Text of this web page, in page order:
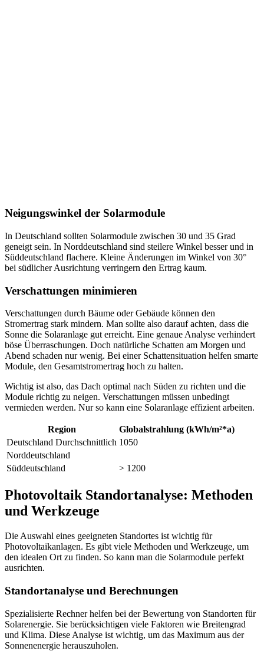
Neigungswinkel der Solarmodule
In Deutschland sollten Solarmodule zwischen 30 und 35 Grad
geneigt sein. In Norddeutschland sind steilere Winkel besser und in
Süddeutschland flachere. Kleine Änderungen im Winkel von 30°
bei südlicher Ausrichtung verringern den Ertrag kaum.
Verschattungen minimieren
Verschattungen durch Bäume oder Gebäude können den
Stromertrag stark mindern. Man sollte also darauf achten, dass die
Sonne die Solaranlage gut erreicht. Eine genaue Analyse verhindert
böse Überraschungen. Doch natürliche Schatten am Morgen und
Abend schaden nur wenig. Bei einer Schattensituation helfen smarte
Module, den Gesamtstromertrag hoch zu halten.
Wichtig ist also, das Dach optimal nach Süden zu richten und die
Module richtig zu neigen. Verschattungen müssen unbedingt
vermieden werden. Nur so kann eine Solaranlage effizient arbeiten.
Region
Globalstrahlung (kWh/m²*a)
Deutschland Durchschnittlich 1050
Norddeutschland
Süddeutschland
> 1200
Photovoltaik Standortanalyse: Methoden
und Werkzeuge
Die Auswahl eines geeigneten Standortes ist wichtig für
Photovoltaikanlagen. Es gibt viele Methoden und Werkzeuge, um
den idealen Ort zu finden. So kann man die Solarmodule perfekt
ausrichten.
Standortanalyse und Berechnungen
Spezialisierte Rechner helfen bei der Bewertung von Standorten für
Solarenergie. Sie berücksichtigen viele Faktoren wie Breitengrad
und Klima. Diese Analyse ist wichtig, um das Maximum aus der
Sonnenenergie herauszuholen.